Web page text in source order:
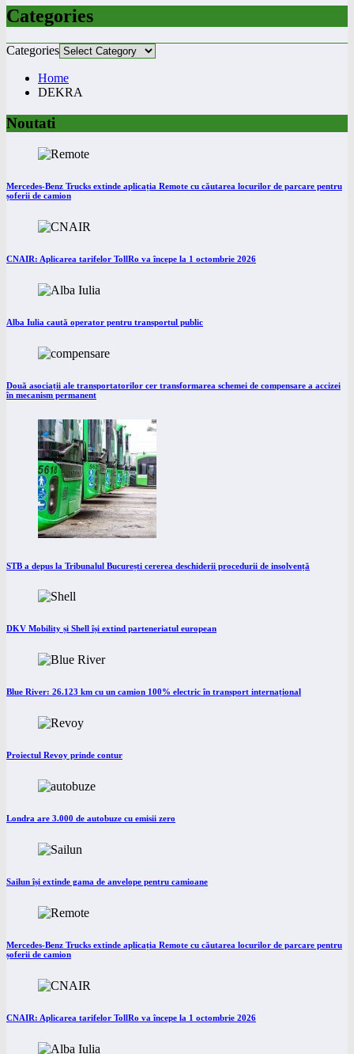
Categories
Categories
Home
DEKRA
Noutati
Mercedes-Benz Trucks extinde aplicația Remote cu căutarea locurilor de parcare pentru
șoferii de camion
CNAIR: Aplicarea tarifelor TollRo va începe la 1 octombrie 2026
Alba Iulia caută operator pentru transportul public
Două asociații ale transportatorilor cer transformarea schemei de compensare a accizei
în mecanism permanent
STB a depus la Tribunalul București cererea deschiderii procedurii de insolvență
DKV Mobility și Shell își extind parteneriatul european
Blue River: 26.123 km cu un camion 100% electric în transport internațional
Proiectul Revoy prinde contur
Londra are 3.000 de autobuze cu emisii zero
Sailun își extinde gama de anvelope pentru camioane
Mercedes-Benz Trucks extinde aplicația Remote cu căutarea locurilor de parcare pentru
șoferii de camion
CNAIR: Aplicarea tarifelor TollRo va începe la 1 octombrie 2026